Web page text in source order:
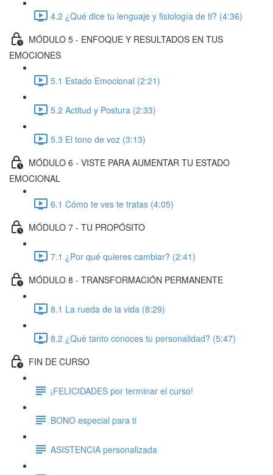
4.2 ¿Qué dice tu lenguaje y fisiología de ti? (4:36)
MÓDULO 5 - ENFOQUE Y RESULTADOS EN TUS
EMOCIONES
5.1 Estado Emocional (2:21)
5.2 Actitud y Postura (2:33)
5.3 El tono de voz (3:13)
MÓDULO 6 - VISTE PARA AUMENTAR TU ESTADO
EMOCIONAL
6.1 Cómo te ves te tratas (4:05)
MÓDULO 7 - TU PROPÓSITO
7.1 ¿Por qué quieres cambiar? (2:41)
MÓDULO 8 - TRANSFORMACIÓN PERMANENTE
8.1 La rueda de la vida (8:29)
8.2 ¿Qué tanto conoces tu personalidad? (5:47)
FIN DE CURSO
¡FELICIDADES por terminar el curso!
BONO especial para ti
ASISTENCIA personalizada